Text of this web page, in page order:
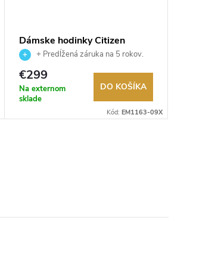
Dámske hodinky Citizen
EM1163-09X
+ Predĺžená záruka na 5 rokov.
Až 100 dní na vrátenie tovaru.
Autorizovaný predajca.
€299
Na externom
sklade
DO KOŠÍKA
Kód: EM1163-09X